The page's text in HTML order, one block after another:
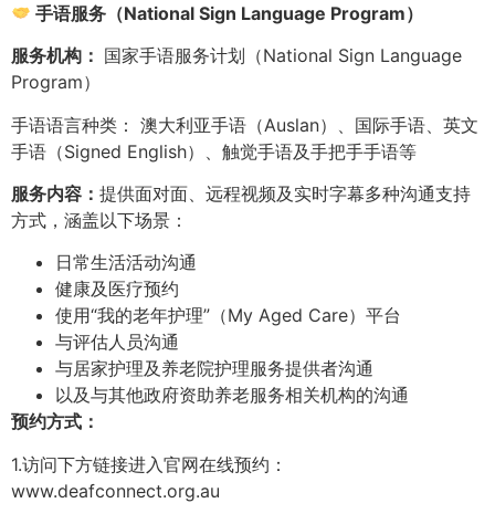
手语服务（National Sign Language Program）
服务机构： 国家手语服务计划（National Sign Language
Program）
手语语言种类： 澳大利亚手语（Auslan）、国际手语、英文
手语（Signed English）、触觉手语及手把手手语等
服务内容： 提供面对面、远程视频及实时字幕多种沟通支持
方式，涵盖以下场景：
日常生活活动沟通
健康及医疗预约
使用“我的老年护理”（My Aged Care）平台
与评估人员沟通
与居家护理及养老院护理服务提供者沟通
以及与其他政府资助养老服务相关机构的沟通
预约方式：
1.访问下方链接进入官网在线预约：
www.deafconnect.org.au